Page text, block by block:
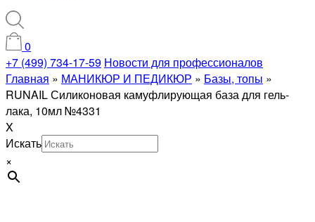
0
+7 (499) 734-17-59 Новости для профессионалов
Главная » МАНИКЮР И ПЕДИКЮР » Базы, топы »
RUNAIL Силиконовая камуфлирующая база для гель-
лака, 10мл №4331
X
Искать
×